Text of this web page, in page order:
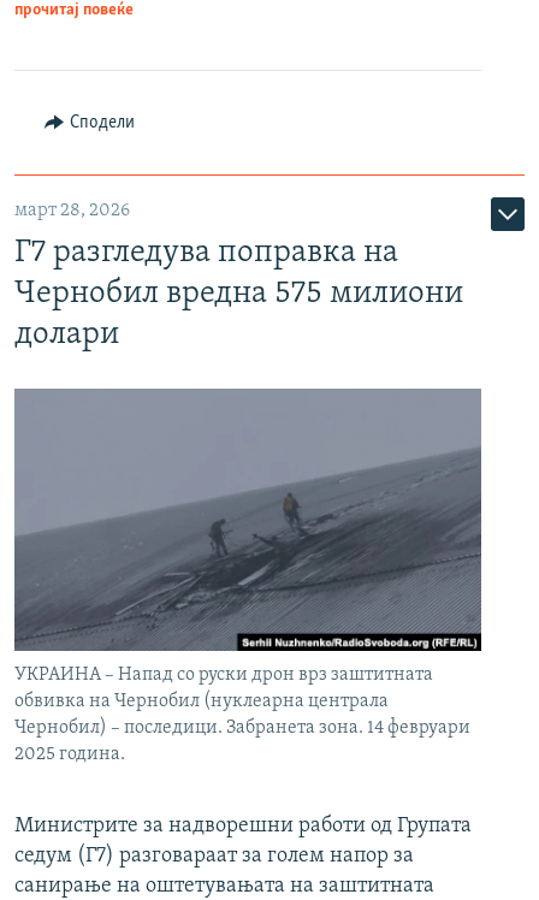
прочитај повеќе
Сподели
март 28, 2026
Г7 разгледува поправка на
Чернобил вредна 575 милиони
долари
УКРАИНА – Напад со руски дрон врз заштитната
обвивка на Чернобил (нуклеарна централа
Чернобил) – последици. Забранета зона. 14 февруари
2025 година.
Министрите за надворешни работи од Групата
седум (Г7) разговараат за голем напор за
санирање на оштетувањата на заштитната